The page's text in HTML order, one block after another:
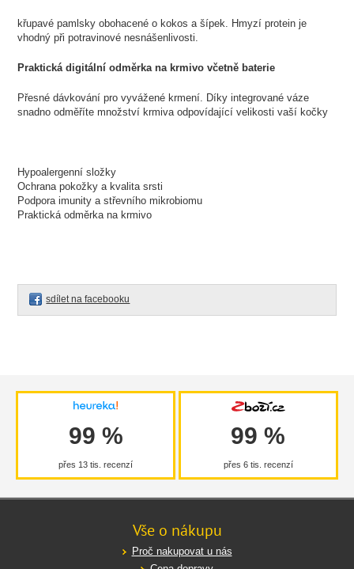
křupavé pamlsky obohacené o kokos a šípek. Hmyzí protein je
vhodný při potravinové nesnášenlivosti.
Praktická digitální odměrka na krmivo včetně baterie
Přesné dávkování pro vyvážené krmení. Díky integrované váze
snadno odměříte množství krmiva odpovídající velikosti vaší kočky
Hypoalergenní složky
Ochrana pokožky a kvalita srsti
Podpora imunity a střevního mikrobiomu
Praktická odměrka na krmivo
sdílet na facebooku
99 %
přes 13 tis. recenzí
99 %
přes 6 tis. recenzí
Vše o nákupu
Proč nakupovat u nás